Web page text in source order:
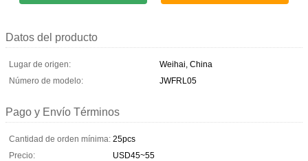
Datos del producto
Lugar de origen:
Weihai, China
Número de modelo:
JWFRL05
Pago y Envío Términos
Cantidad de orden mínima: 25pcs
Precio:
USD45~55